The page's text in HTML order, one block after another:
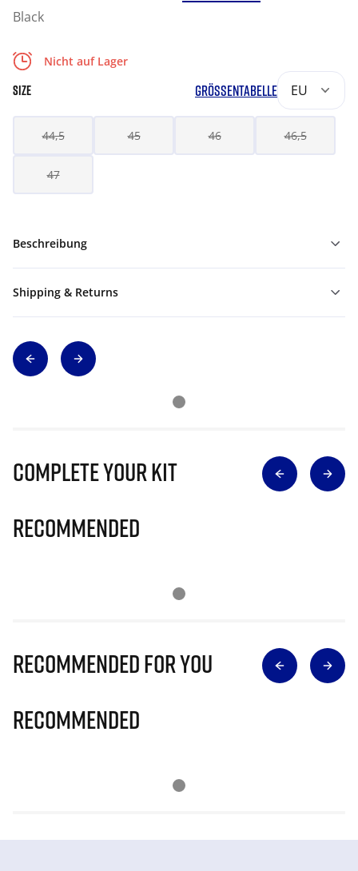
Black
Nicht auf Lager
SIZE GRÖSSENTABELLE EU
44,5 45 46 46,5
47
Beschreibung
Shipping & Returns
Complete Your Kit
Recommended
Recommended for you
Recommended